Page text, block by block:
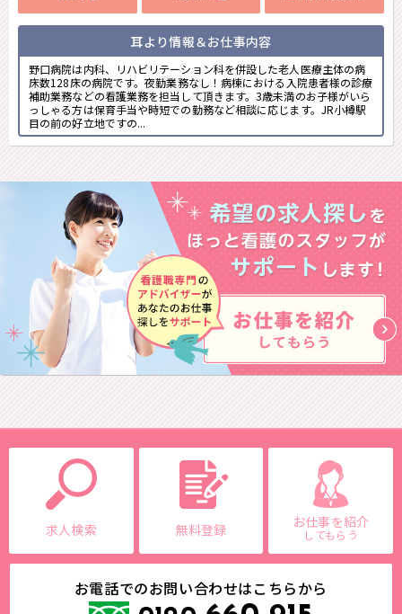
耳より情報＆お仕事内容
野口病院は内科、リハビリテーション科を併設した老人医療主体の病
床数128床の病院です。夜勤業務なし！病棟における入院患者様の診療
補助業務などの看護業務を担当して頂きます。3歳未満のお子様がいら
っしゃる方は保育手当や時短での勤務など相談に応じます。JR小樽駅
目の前の好立地ですの...
求人検索 無料登録 お仕事を紹介
してもらう
お電話でのお問い合わせはこちらから